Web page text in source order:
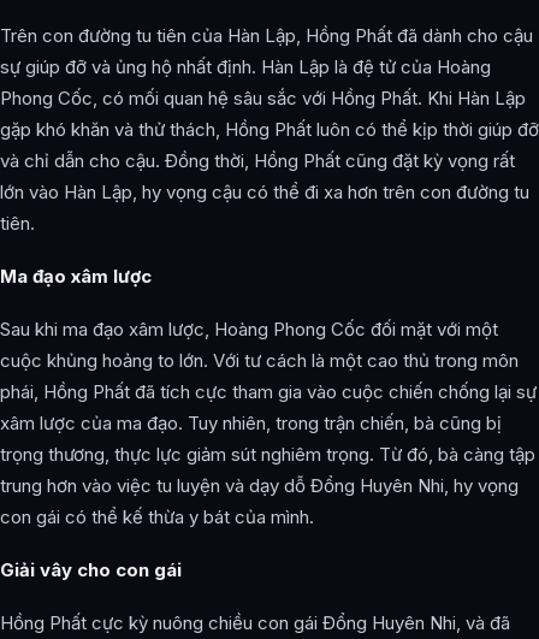
Trên con đường tu tiên của Hàn Lập, Hồng Phất đã dành cho cậu
sự giúp đỡ và ủng hộ nhất định. Hàn Lập là đệ tử của Hoàng
Phong Cốc, có mối quan hệ sâu sắc với Hồng Phất. Khi Hàn Lập
gặp khó khăn và thử thách, Hồng Phất luôn có thể kịp thời giúp đỡ
và chỉ dẫn cho cậu. Đồng thời, Hồng Phất cũng đặt kỳ vọng rất
lớn vào Hàn Lập, hy vọng cậu có thể đi xa hơn trên con đường tu
tiên.
Ma đạo xâm lược
Sau khi ma đạo xâm lược, Hoàng Phong Cốc đối mặt với một
cuộc khủng hoảng to lớn. Với tư cách là một cao thủ trong môn
phái, Hồng Phất đã tích cực tham gia vào cuộc chiến chống lại sự
xâm lược của ma đạo. Tuy nhiên, trong trận chiến, bà cũng bị
trọng thương, thực lực giảm sút nghiêm trọng. Từ đó, bà càng tập
trung hơn vào việc tu luyện và dạy dỗ Đổng Huyên Nhi, hy vọng
con gái có thể kế thừa y bát của mình.
Giải vây cho con gái
Hồng Phất cực kỳ nuông chiều con gái Đổng Huyên Nhi, và đã